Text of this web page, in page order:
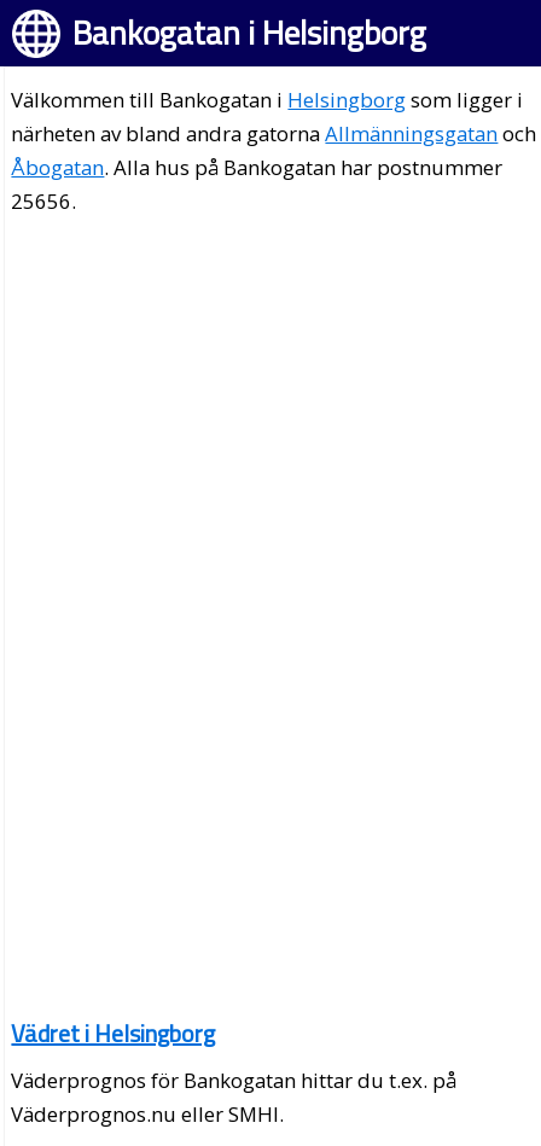
Bankogatan i Helsingborg
Välkommen till Bankogatan i Helsingborgsom ligger i
närheten av bland andra gatornaAllmänningsgatanoch
Åbogatan. Alla hus på Bankogatan har postnummer
25656.
Vädret i Helsingborg
Väderprognos för Bankogatan hittar du t.ex. på
Väderprognos.nu eller SMHI.